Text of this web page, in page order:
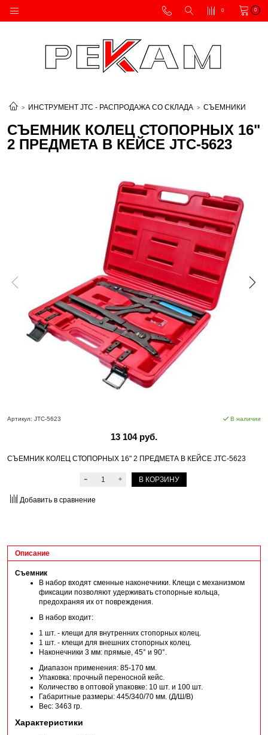
0 0
ИНСТРУМЕНТ JTC - РАСПРОДАЖА СО СКЛАДА СЪЕМНИКИ
СЪЕМНИК КОЛЕЦ СТОПОРНЫХ 16"
2 ПРЕДМЕТА В КЕЙСЕ JTC-5623
Артикул: JTC-5623 В наличии
13 104 руб.
СЪЕМНИК КОЛЕЦ СТОПОРНЫХ 16" 2 ПРЕДМЕТА В КЕЙСЕ JTC-5623
В КОРЗИНУ
Добавить в сравнение
Описание
Съемник
В набор входят сменные наконечники. Клещи с механизмом
фиксации позволяют удерживать стопорные кольца,
предохраняя их от повреждения.
В набор входит:
1 шт. - клещи для внутренних стопорных колец.
1 шт. - клещи для внешних стопорных колец.
Наконечники 3 мм: прямые, 45° и 90°.
Диапазон применения: 85-170 мм.
Упаковка: прочный переносной кейс.
Количество в оптовой упаковке: 10 шт. и 100 шт.
Габаритные размеры: 445/340/70 мм. (Д/Ш/В)
Вес: 3463 гр.
Характеристики